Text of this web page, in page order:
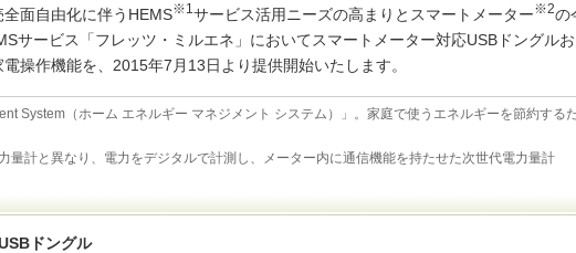
面自由化に伴うHEMS※1 サービス活用ニーズの高まりとスマートメーター※2の
サービス「フレッツ・ミルエネ」においてスマートメーター対応USBドングル
操作機能を、2015年7月13日より提供開始いたします。
System（ホーム エネルギー マネジメント システム）」。家庭で使うエネルギーを節約する
量計と異なり、電力をデジタルで計測し、メーター内に通信機能を持たせた次世代電力量計
ドングル